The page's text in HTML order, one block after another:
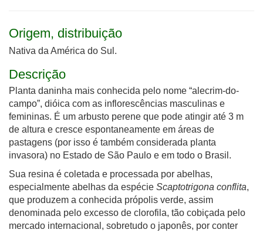
Origem, distribuição
Nativa da América do Sul.
Descrição
Planta daninha mais conhecida pelo nome “alecrim-do-
campo”, dióica com as inflorescências masculinas e
femininas. É um arbusto perene que pode atingir até 3 m
de altura e cresce espontaneamente em áreas de
pastagens (por isso é também considerada planta
invasora) no Estado de São Paulo e em todo o Brasil.
Sua resina é coletada e processada por abelhas,
especialmente abelhas da espécie Scaptotrigona conflita,
que produzem a conhecida própolis verde, assim
denominada pelo excesso de clorofila, tão cobiçada pelo
mercado internacional, sobretudo o japonês, por conter